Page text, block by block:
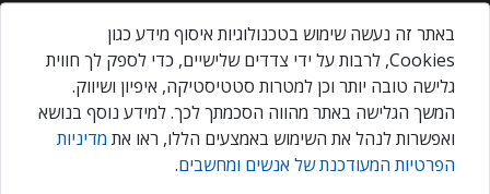
About Us
Privacy Policy
Contact Us
Our Events
באתר זה נעשה שימוש בטכנולוגיות איסוף מידע כגון
Cookies, לרבות על ידי צדדים שלישיים, כדי לספק לך חווית
גלישה טובה יותר וכן למטרות סטטיסטיקה, איפיון ושיווק.
המשך הגלישה באתר מהווה הסכמתך לכך. למידע נוסף בנושא
ואפשרות לנהל את השימוש באמצעים הללו, ראו את מדיניות
הפרטיות המעודכנת של אנשים ומחשבים.